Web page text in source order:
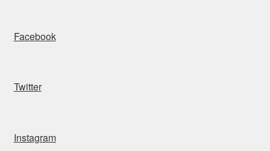
Facebook
Twitter
Instagram